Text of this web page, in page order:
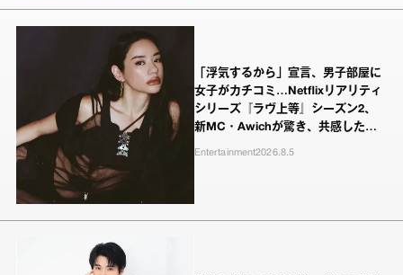
「浮気するから」宣言、男子部屋に
女子がカチコミ…Netflixリアリティ
シリーズ『ラヴ上等』シーズン2、
新MC・Awichが驚き、共感したヤ
Entertainment2026.8.5